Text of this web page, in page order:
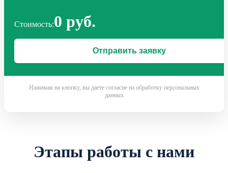
Стоимость:0 руб.
Нажимая на кнопку, вы даете согласие на обработку персональных
данных
Этапы работы с нами